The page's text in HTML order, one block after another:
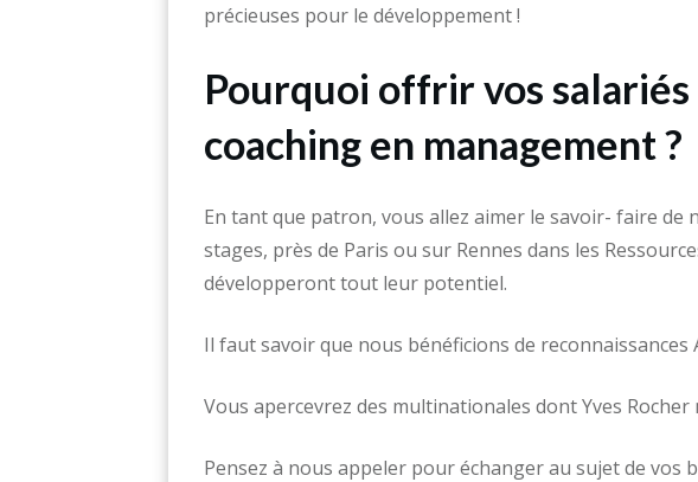
précieuses pour le développement !
Pourquoi offrir vos salariés
coaching en management ?
En tant que patron, vous allez aimer le savoir- faire de
stages, près de Paris ou sur Rennes dans les
développeront tout leur potentiel.
Il faut savoir que nous bénéficions de reconnaissances
Vous apercevrez des multinationales dont Yves
Pensez à nous appeler pour échanger au sujet de vos